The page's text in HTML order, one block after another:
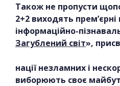
Також не пропусти
2+2 виходять прем’єрні
інформаційно-
Загублений світ»,
нації незламних і
виборюють своє